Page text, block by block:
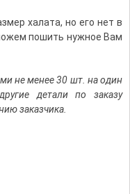
халата, но его нет в
пошить нужное Вам
не менее 30 шт. на один
детали по заказу
заказчика.